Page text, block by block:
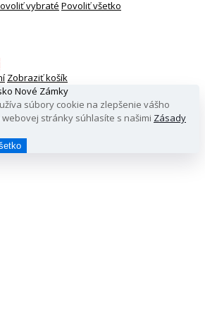
vybraté Povoliť všetko
Zobraziť košík
súbory cookie na zlepšenie vášho
stránky súhlasíte s našimi Zásady